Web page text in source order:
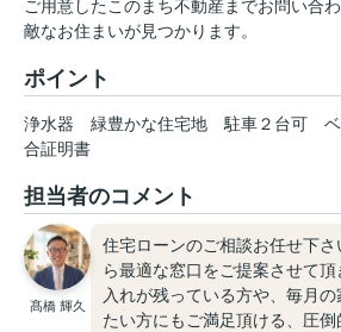
ご用意したこのまち不動産までお問い合
敵なお住まいが見つかります。
ポイント
浄水器 緑豊かな住宅地 駐車２台可
合証明書
担当者のコメント
髙橋 輝久
住宅ローンのご相談お任せ下
ら最適な窓口をご提案させて
入れが残っている方や、毎月
たい方にもご満足頂ける、圧